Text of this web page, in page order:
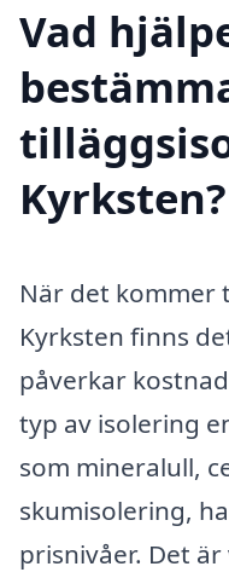
Vad
Kyrksten?
När det kommer
Kyrksten finns
påverkar
typ av isolering
som mineralull,
skumisolering,
prisnivåer. Det